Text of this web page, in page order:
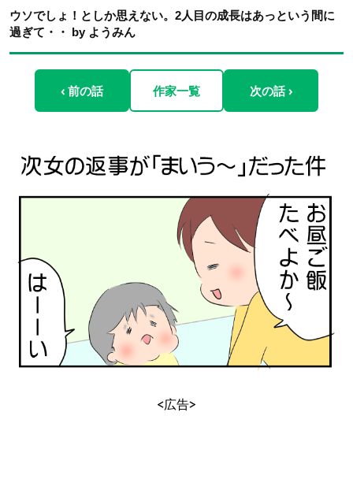
ウソでしょ！としか思えない。2人目の成長はあっという間に
過ぎて・・ by ようみん
‹ 前の話 作家一覧 次の話 ›
<広告>